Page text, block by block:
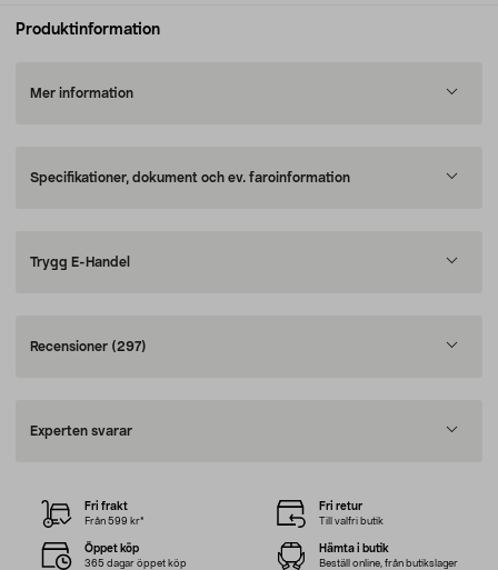
Produktinformation
Mer information
Specifikationer, dokument och ev. faroinformation
Trygg E-Handel
Recensioner (297)
Experten svarar
Fri frakt
Från 599 kr*
Fri retur
Till valfri butik
Öppet köp
365 dagar öppet köp
Hämta i butik
Beställ online, från butikslager